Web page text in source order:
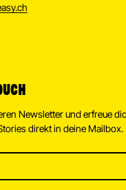
Newsletter und erfreue
direkt in deine Mailbox.
newsletter and stay updated.
Enter your email address